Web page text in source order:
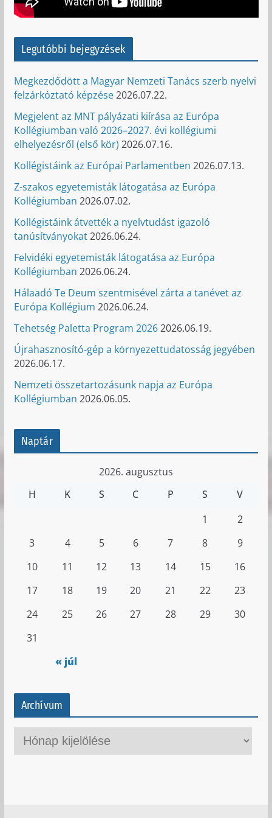
Legutóbbi bejegyzések
Megkezdődött a Magyar Nemzeti Tanács szerb nyelvi
felzárkóztató képzése2026.07.22.
Megjelent az MNT pályázati kiírása az Európa
Kollégiumban való 2026–2027. évi kollégiumi
elhelyezésről (első kör) 2026.07.16.
Kollégistáink az Európai Parlamentben 2026.07.13.
Z-szakos egyetemisták látogatása az Európa
Kollégiumban 2026.07.02.
Kollégistáink átvették a nyelvtudást igazoló
tanúsítványokat2026.06.24.
Felvidéki egyetemisták látogatása az Európa
Kollégiumban 2026.06.24.
Hálaadó Te Deum szentmisével zárta a tanévet az
Európa Kollégium 2026.06.24.
Tehetség Paletta Program 20262026.06.19.
Újrahasznosító-gép a környezettudatosság jegyében
2026.06.17.
Nemzeti összetartozásunk napja az Európa
Kollégiumban 2026.06.05.
Naptár
2026. augusztus
H
K S C P S V
« júl
1
2
3
4 5 6 7 8
9
10
11 12 13 14 15
16
17
18 19 20 21 22
23
24
25 26 27 28 29
30
31
Archívum
r